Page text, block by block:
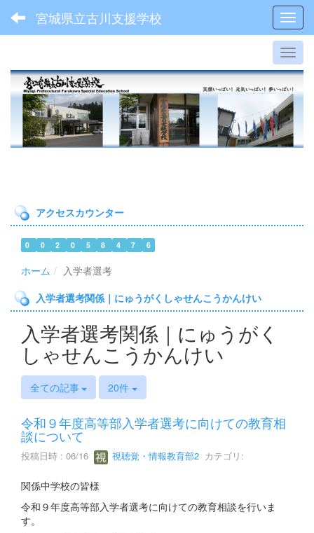
宮城県立古川支援学校
アクセスカウンター
0 0 2 0 5 8 4 7 6
ホーム
入学者選考
入学者選考関係｜にゅうがくしゃせんこうかんけい
入学者選考関係｜にゅうがく
しゃせんこうかんけい
全ての記事 20件
令和９年度高等部入学者選考に向けての教育相
談について
投稿日時 : 06/16 視聴覚・情報教育部2 カテゴリ:
関係中学校の皆様
令和９年度高等部入学者選考に向けての教育相談を行いま
す。